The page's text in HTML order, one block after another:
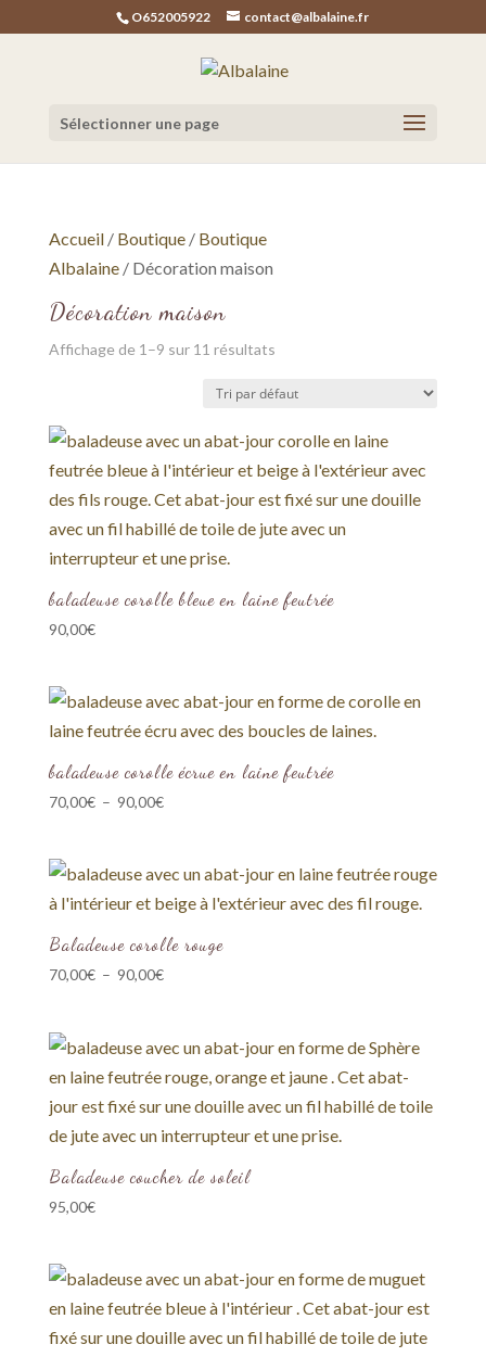
O652005922 contact@albalaine.fr
Sélectionner une page
Accueil/ Boutique/ Boutique
Albalaine/ Décoration maison
Décoration maison
Affichage de 1–9 sur 11 résultats
baladeuse corolle bleue en laine feutrée
90,00€
baladeuse corolle écrue en laine feutrée
70,00€ – 90,00€Plage
70,00€
à
Baladeuse corolle rouge
70,00€ – 90,00€Plage
70,00€
à
90,00€
Baladeuse coucher de soleil
95,00€